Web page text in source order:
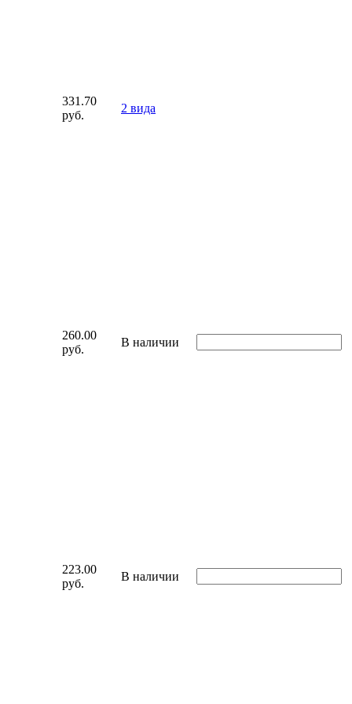
331.70
руб.
2 вида
260.00
руб.
В наличии
223.00
руб.
В наличии